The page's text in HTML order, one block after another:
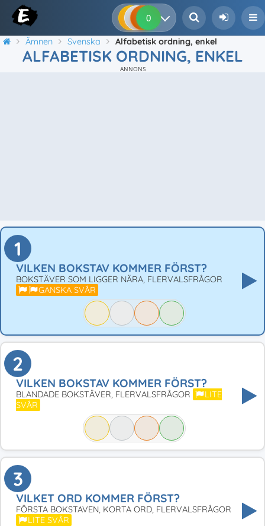
0 0 0
Ämnen Svenska Alfabetisk ordning, enkel
ALFABETISK ORDNING, ENKEL
ANNONS
1
VILKEN BOKSTAV KOMMER FÖRST?
BOKSTÄVER SOM LIGGER NÄRA, FLERVALSFRÅGOR
GANSKA SVÅR
2
VILKEN BOKSTAV KOMMER FÖRST?
BLANDADE BOKSTÄVER, FLERVALSFRÅGOR
LITE
SVÅR
3
VILKET ORD KOMMER FÖRST?
FÖRSTA BOKSTAVEN, KORTA ORD, FLERVALSFRÅGOR
LITE SVÅR